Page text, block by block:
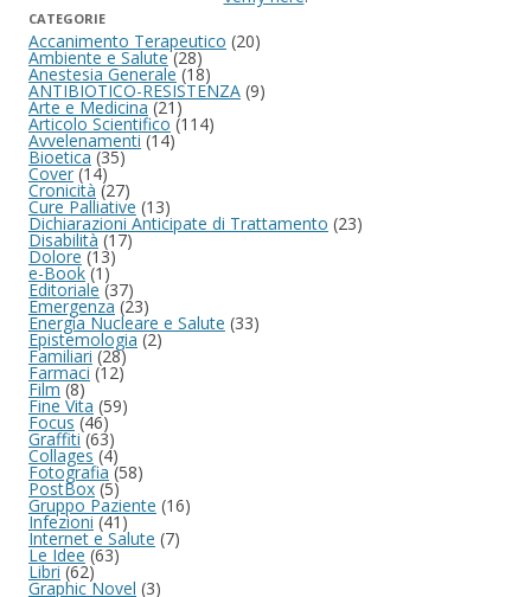
CATEGORIE
Accanimento Terapeutico (20)
Ambiente e Salute(28)
Anestesia Generale(18)
ANTIBIOTICO-RESISTENZA (9)
Arte e Medicina(21)
Articolo Scientifico (114)
Avvelenamenti(14)
Bioetica(35)
Cover(14)
Cronicità (27)
Cure Palliative (13)
Dichiarazioni Anticipate di Trattamento (23)
Disabilità(17)
Dolore(13)
e-Book(1)
Editoriale (37)
Emergenza (23)
Energia Nucleare e Salute (33)
Epistemologia(2)
Familiari(28)
Farmaci(12)
Film(8)
Fine Vita (59)
Focus(46)
Graffiti(63)
Collages (4)
Fotografia (58)
PostBox(5)
Gruppo Paziente (16)
Infezioni(41)
Internet e Salute (7)
Le Idee(63)
Libri(62)
Graphic Novel (3)